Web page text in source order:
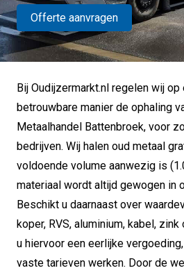
Offerte aanvragen
Bij Oudijzermarkt.nl regelen wij
betrouwbare manier de ophaling
Metaalhandel Battenbroek, voor
bedrijven. Wij halen oud metaal
voldoende volume aanwezig is
materiaal wordt altijd gewogen in
Beschikt u daarnaast over
koper, RVS, aluminium, kabel,
u hiervoor een eerlijke
vaste tarieven werken. Door de